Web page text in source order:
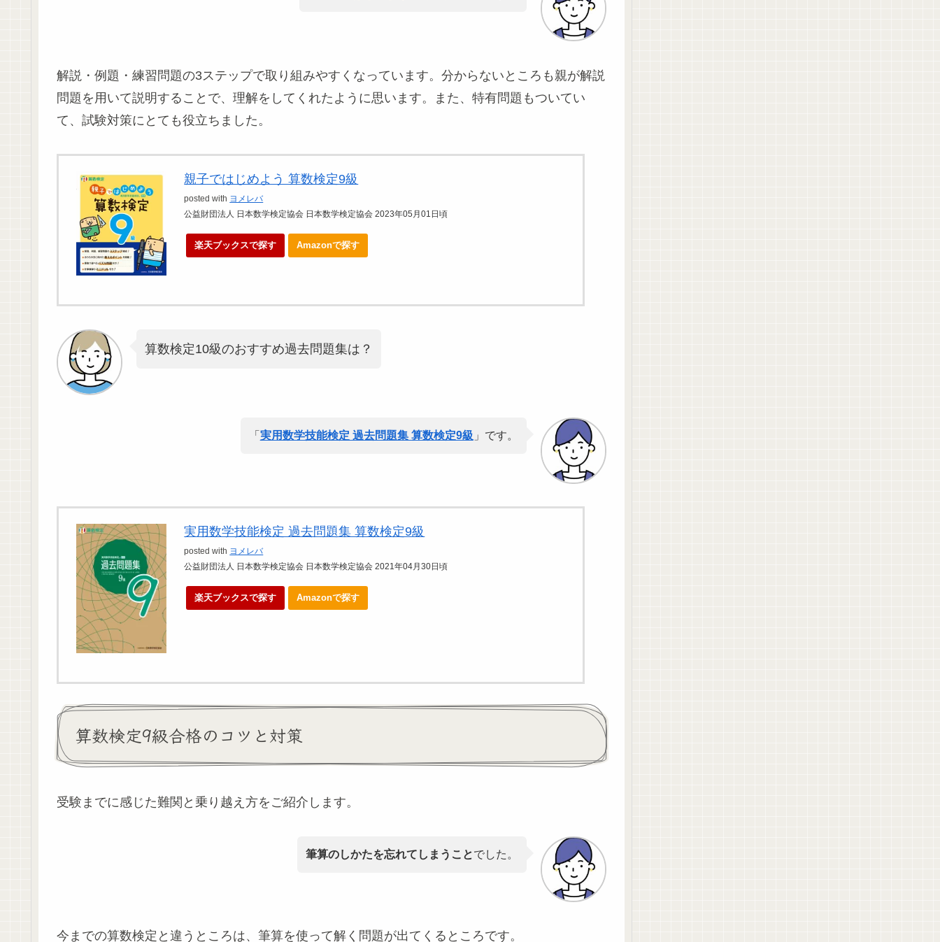
解説・例題・練習問題の3ステップで取り組みやすくなっています。分からないところも親が解説
問題を用いて説明することで、理解をしてくれたように思います。また、特有問題もついてい
て、試験対策にとても役立ちました。
親子ではじめよう 算数検定9級
posted with ヨメレバ
公益財団法人 日本数学検定協会 日本数学検定協会 2023年05月01日頃
楽天ブックスで探す Amazonで探す
算数検定10級のおすすめ過去問題集は？
「 実用数学技能検定 過去問題集 算数検定9級 」です。
実用数学技能検定 過去問題集 算数検定9級
posted with ヨメレバ
公益財団法人 日本数学検定協会 日本数学検定協会 2021年04月30日頃
楽天ブックスで探す Amazonで探す
算数検定9級合格のコツと対策
受験までに感じた難関と乗り越え方をご紹介します。
筆算のしかたを忘れてしまうことでした。
今までの算数検定と違うところは、筆算を使って解く問題が出てくるところです。